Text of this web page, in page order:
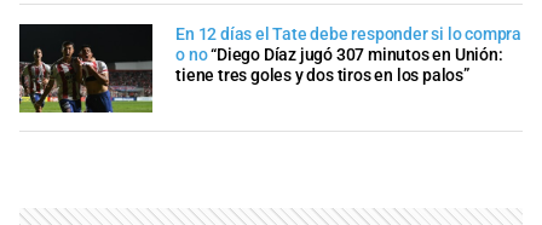
En 12 días el Tate debe responder si lo compra
o no“Diego Díaz jugó 307 minutos en Unión:
tiene tres goles y dos tiros en los palos”